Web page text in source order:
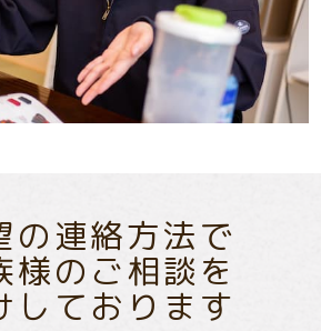
の連絡方法で
様のご相談を
しております